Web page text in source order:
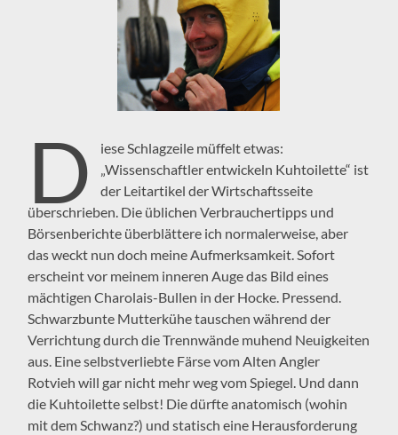
D
iese Schlagzeile müffelt etwas:
„Wissenschaftler entwickeln Kuhtoilette“ ist
der Leitartikel der Wirtschaftsseite
überschrieben. Die üblichen Verbrauchertipps und
Börsenberichte überblättere ich normalerweise, aber
das weckt nun doch meine Aufmerksamkeit. Sofort
erscheint vor meinem inneren Auge das Bild eines
mächtigen Charolais-Bullen in der Hocke. Pressend.
Schwarzbunte Mutterkühe tauschen während der
Verrichtung durch die Trennwände muhend Neuigkeiten
aus. Eine selbstverliebte Färse vom Alten Angler
Rotvieh will gar nicht mehr weg vom Spiegel. Und dann
die Kuhtoilette selbst! Die dürfte anatomisch (wohin
mit dem Schwanz?) und statisch eine Herausforderung